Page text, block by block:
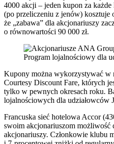
4000 akcji – jeden kupon za
(po przeliczeniu z jenów) kosztuje
że „zabawa” dla akcjonariuszy
o równowartości 90 000 zł.
Program lojalnościowy dla
Kupony można wykorzystywać w
Courtesy Discount Fare, których
tylko w pewnych okresach roku.
lojalnościowych dla udziałowców
Francuska sieć hotelowa Accor
swoim akcjonariuszom możliwość
akcjonariuszy. Członkowie klubu